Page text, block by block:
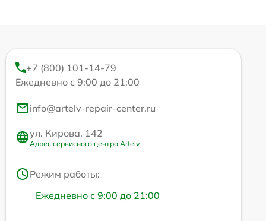
+7 (800) 101-14-79
Ежедневно с 9:00 до 21:00
info@artelv-repair-center.ru
ул. Кирова, 142
Адрес сервисного центра Artelv
Режим работы:
Ежедневно с 9:00 до 21:00